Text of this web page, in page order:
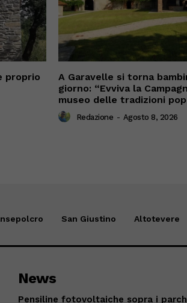
proprio
A Garavelle si torna
giorno: “Evviva la
museo delle tradizioni
Redazione - Agosto 8, 2026
San Giustino Altotevere
News
Pensiline fotovoltaiche sopra i